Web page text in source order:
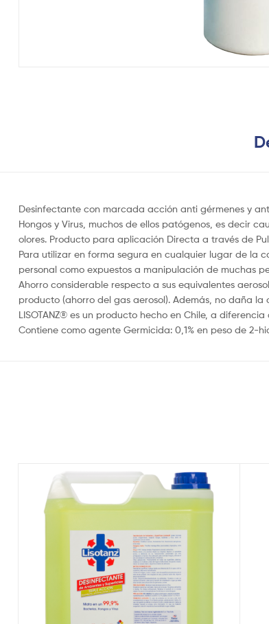
Desinfectante con marcada acción anti gérmenes y
Hongos y Virus, muchos de ellos patógenos, es decir
olores. Producto para aplicación Directa a través de
Para utilizar en forma segura en cualquier lugar de la
personal como expuestos a manipulación de muchas
Ahorro considerable respecto a sus equivalentes
producto (ahorro del gas aerosol). Además, no daña la
LISOTANZ® es un producto hecho en Chile, a
Contiene como agente Germicida: 0,1% en peso de 2-